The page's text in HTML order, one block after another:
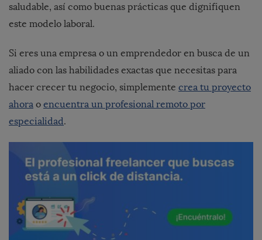
saludable, así como buenas prácticas que dignifiquen
este modelo laboral.
Si eres una empresa o un emprendedor en busca de un
aliado con las habilidades exactas que necesitas para
hacer crecer tu negocio, simplemente crea tu proyecto
ahora o encuentra un profesional remoto por
especialidad.